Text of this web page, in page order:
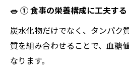
🥗 ① 食事の栄養構成に工夫する
炭水化物だけでなく、タンパク
質を組み合わせることで、血糖
なります。